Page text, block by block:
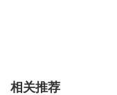
相关推荐